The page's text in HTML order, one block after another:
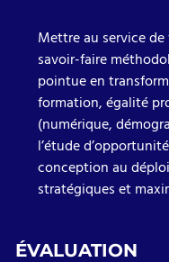
Mettre au service
savoir-faire
pointue en
formation, égalité
(numérique,
l’étude
conception au
stratégiques et
ÉVALUATION